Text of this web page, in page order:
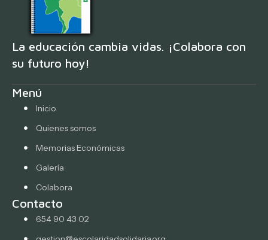
La educación cambia vidas. ¡Colabora con
su futuro hoy!
Menú
Inicio
Quienes somos
Memorias Económicas
Galería
Colabora
Contacto
654 90 43 02